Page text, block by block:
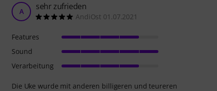
A sehr zufrieden
AndiOst 01.07.2021
Die Uke wurde mit anderen billigeren und teureren
Features
Sound
Verarbeitung